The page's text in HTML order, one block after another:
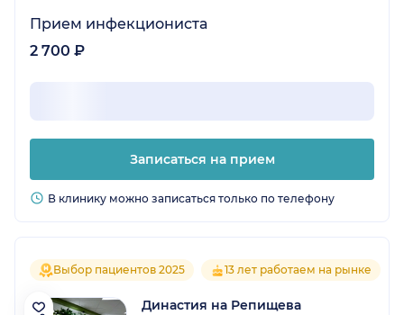
Прием инфекциониста
2 700 ₽
Записаться на прием
В клинику можно записаться только по телефону
Выбор пациентов 2025 13 лет работаем на рынке
Династия на Репищева